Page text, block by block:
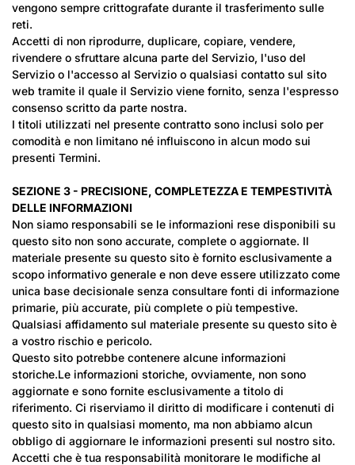
vengono sempre crittografate durante il trasferimento sulle
reti.
Accetti di non riprodurre, duplicare, copiare, vendere,
rivendere o sfruttare alcuna parte del Servizio, l'uso del
Servizio o l'accesso al Servizio o qualsiasi contatto sul sito
web tramite il quale il Servizio viene fornito, senza l'espresso
consenso scritto da parte nostra.
I titoli utilizzati nel presente contratto sono inclusi solo per
comodità e non limitano né influiscono in alcun modo sui
presenti Termini.
SEZIONE 3 - PRECISIONE, COMPLETEZZA E TEMPESTIVITÀ
DELLE INFORMAZIONI
Non siamo responsabili se le informazioni rese disponibili su
questo sito non sono accurate, complete o aggiornate. Il
materiale presente su questo sito è fornito esclusivamente a
scopo informativo generale e non deve essere utilizzato come
unica base decisionale senza consultare fonti di informazione
primarie, più accurate, più complete o più tempestive.
Qualsiasi affidamento sul materiale presente su questo sito è
a vostro rischio e pericolo.
Questo sito potrebbe contenere alcune informazioni
storiche.Le informazioni storiche, ovviamente, non sono
aggiornate e sono fornite esclusivamente a titolo di
riferimento. Ci riserviamo il diritto di modificare i contenuti di
questo sito in qualsiasi momento, ma non abbiamo alcun
obbligo di aggiornare le informazioni presenti sul nostro sito.
Accetti che è tua responsabilità monitorare le modifiche al